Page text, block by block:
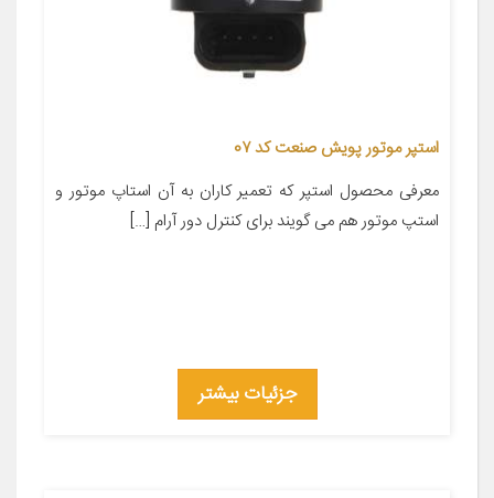
استپر موتور پویش صنعت کد 0۷
معرفی محصول استپر که تعمیر کاران به آن استاپ موتور و
استپ موتور هم می گویند برای کنترل دور آرام […]
جزئیات بیشتر